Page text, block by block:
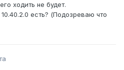
ходить не будет.
есть? (Подозреваю что